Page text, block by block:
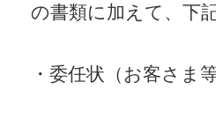
の書類に加えて、下
・委任状（お客さま